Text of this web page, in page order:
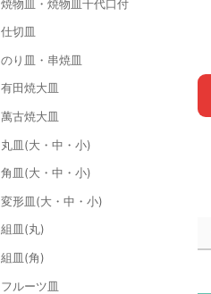
焼物皿・焼物皿千代口付
仕切皿
のり皿・串焼皿
有田焼大皿
萬古焼大皿
丸皿(大・中・小)
角皿(大・中・小)
変形皿(大・中・小)
組皿(丸)
組皿(角)
フルーツ皿